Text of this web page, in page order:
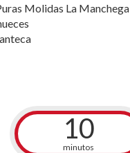
Molidas La Manchega
10
minutos